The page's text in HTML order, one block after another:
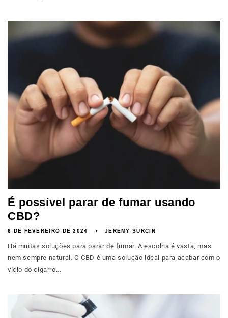
É possível parar de fumar usando
CBD?
6 DE FEVEREIRO DE 2024 JEREMY SURCIN
Há muitas soluções para parar de fumar. A escolha é vasta, mas
nem sempre natural. O CBD é uma solução ideal para acabar com o
vício do cigarro...